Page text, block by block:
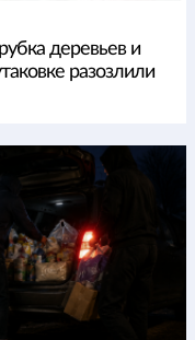
деревьев и
разозлили